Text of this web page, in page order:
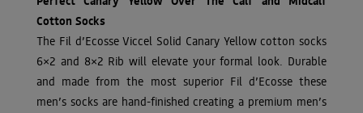
Cotton Socks
The Fil d’Ecosse Viccel Solid Canary Yellow cotton socks
6×2 and 8×2 Rib will elevate your formal look. Durable
and made from the most superior Fil d’Ecosse these
men’s socks are hand-finished creating a premium men’s